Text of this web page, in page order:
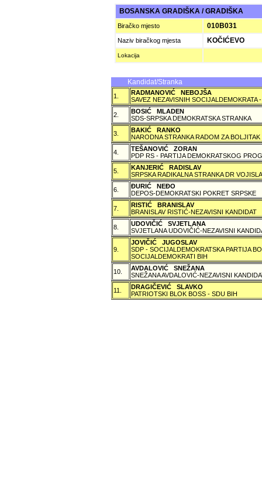
BOSANSKA GRADIŠKA / GRADIŠKA
Biračko mjesto 010B031
Naziv biračkog mjesta KOČIĆEVO
Lokacija
Kandidat/Stranka
1.
RADMANOVIĆ NEBOJŠA
SAVEZ NEZAVISNIH SOCIJALDEMOKRATA
2.
BOSIĆ MLADEN
SDS-SRPSKA DEMOKRATSKA STRANKA
3.
BAKIĆ RANKO
NARODNA STRANKA RADOM ZA BOLJITAK
4.
TEŠANOVIĆ ZORAN
PDP RS - PARTIJA DEMOKRATSKOG
5.
KANJERIĆ RADISLAV
SRPSKA RADIKALNA STRANKA DR
6.
ÐURIĆ NEÐO
DEPOS-DEMOKRATSKI POKRET SRPSKE
7.
RISTIĆ BRANISLAV
BRANISLAV RISTIĆ-NEZAVISNI KANDIDAT
8.
UDOVIČIĆ SVJETLANA
SVJETLANA UDOVIČIĆ-NEZAVISNI
9.
JOVIČIĆ JUGOSLAV
SDP - SOCIJALDEMOKRATSKA PARTIJA
SOCIJALDEMOKRATI BIH
10.
AVDALOVIĆ SNEŽANA
SNEŽANA AVDALOVIĆ-NEZAVISNI
11.
DRAGIČEVIĆ SLAVKO
PATRIOTSKI BLOK BOSS - SDU BIH